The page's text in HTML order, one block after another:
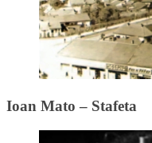
Ioan Mato – Stafeta